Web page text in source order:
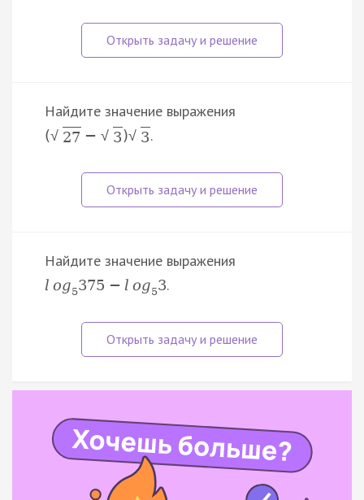
Найдите значение выражения
(√ 27 − √ 3)√ 3.
Найдите значение выражения
l og5375 − l og53.